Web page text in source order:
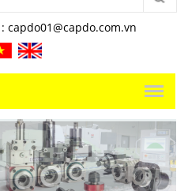
capdo01@capdo.com.vn